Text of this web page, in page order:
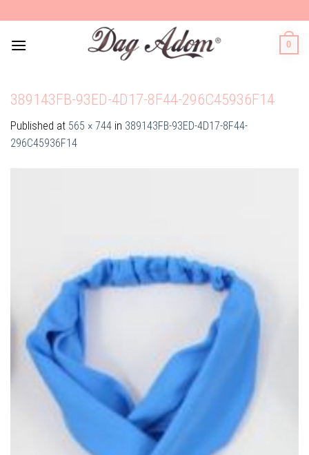
to
content
0
389143FB-93ED-4D17-8F44-296C45936F14
Published at 565 × 744 in 389143FB-93ED-4D17-8F44-
296C45936F14